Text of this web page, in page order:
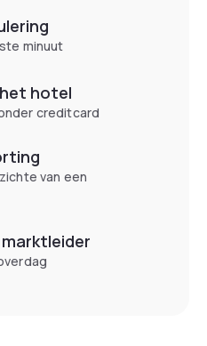
minuut
hotel
creditcard
van een